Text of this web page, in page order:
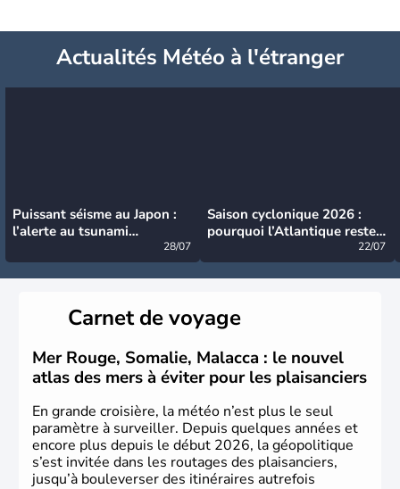
Actualités Météo à l'étranger
Puissant séisme au Japon :
l’alerte au tsunami
28/07
Saison cyclonique 2026 :
pourquoi l’Atlantique reste
22/07
Carnet de voyage
Mer Rouge, Somalie, Malacca : le nouvel
atlas des mers à éviter pour les plaisanciers
En grande croisière, la météo n’est plus le seul
paramètre à surveiller. Depuis quelques années et
encore plus depuis le début 2026, la géopolitique
s’est invitée dans les routages des plaisanciers,
jusqu’à bouleverser des itinéraires autrefois